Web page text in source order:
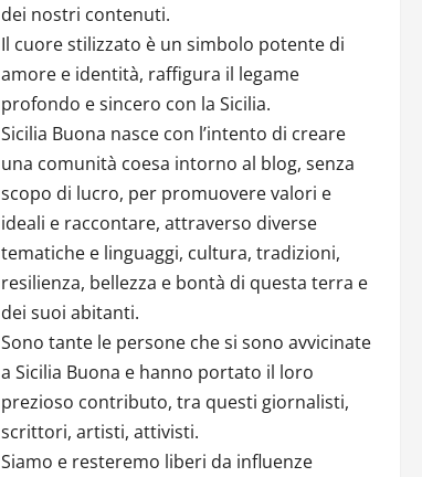
dei nostri contenuti.
Il cuore stilizzato è un simbolo potente di
amore e identità, raffigura il legame
profondo e sincero con la Sicilia.
Sicilia Buona nasce con l’intento di creare
una comunità coesa intorno al blog, senza
scopo di lucro, per promuovere valori e
ideali e raccontare, attraverso diverse
tematiche e linguaggi, cultura, tradizioni,
resilienza, bellezza e bontà di questa terra e
dei suoi abitanti.
Sono tante le persone che si sono avvicinate
a Sicilia Buona e hanno portato il loro
prezioso contributo, tra questi giornalisti,
scrittori, artisti, attivisti.
Siamo e resteremo liberi da influenze